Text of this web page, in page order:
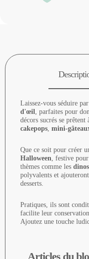
Laissez-vous séduire
d'œil , parfaites pour
décors sucrés se
cakepops mini-
Que ce soit pour créer
Halloween , festive pour
thèmes comme les
polyvalents et
desserts.
Pratiques, ils sont
facilite leur
Ajoutez une touche
Articles du